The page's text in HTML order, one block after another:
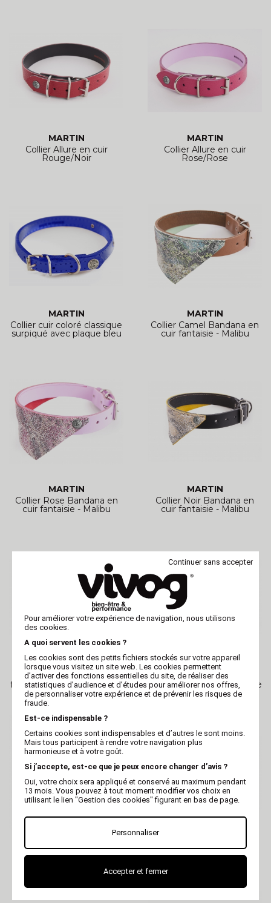
MARTIN
Collier Allure en cuir
Rouge/Noir
MARTIN
Collier Allure en cuir
Rose/Rose
MARTIN
Collier cuir coloré classique
surpiqué avec plaque bleu
MARTIN
Collier Camel Bandana en
cuir fantaisie - Malibu
MARTIN
Collier Rose Bandana en
cuir fantaisie - Malibu
MARTIN
Collier Noir Bandana en
cuir fantaisie - Malibu
MARTIN
Collier cuir cognac coupé
franc et couture fluo rose -
FLASH
MARTIN
Collier cuir cognac coupé
franc et couture fluo Jaune
- FLASH
Collier Noir Bandana
Rouge en cuir - Miami
Collier Orange Bandana
Doré en cuir - Miami
Continuer sans accepter
Pour améliorer votre expérience de navigation, nous utilisons
des cookies.
A quoi servent les cookies ?
Les cookies sont des petits fichiers stockés sur votre appareil
lorsque vous visitez un site web. Les cookies permettent
d’activer des fonctions essentielles du site, de réaliser des
statistiques d’audience et d’études pour améliorer nos offres,
de personnaliser votre expérience et de prévenir les risques de
fraude.
Est-ce indispensable ?
Certains cookies sont indispensables et d’autres le sont moins.
Mais tous participent à rendre votre navigation plus
harmonieuse et à votre goût.
Si j’accepte, est-ce que je peux encore changer d’avis ?
Oui, votre choix sera appliqué et conservé au maximum pendant
13 mois. Vous pouvez à tout moment modifier vos choix en
utilisant le lien "Gestion des cookies" figurant en bas de page.
Personnaliser
Accepter et fermer